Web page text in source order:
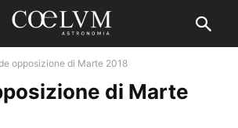
opposizione di Marte 2018
di Marte